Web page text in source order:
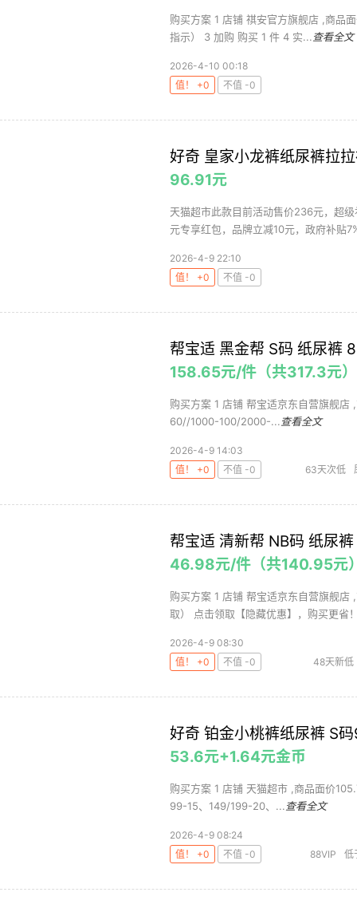
购买方案 1 店铺 祺安官方旗舰店 ,商品
指示） 3 加购 购买 1 件 4 实... 查看全文
2026-4-10 00:18
值！ +0
不值 -0
好奇 皇家小龙裤纸尿裤拉
96.91元
天猫超市此款目前活动售价236元，超
元专享红包，品牌立减10元，政府补贴
2026-4-9 22:10
值！ +0
不值 -0
帮宝适 黑金帮 S码 纸尿裤
158.65元/件（共317.3元
购买方案 1 店铺 帮宝适京东自营旗舰
60//1000-100/2000-... 查看全文
2026-4-9 14:03
值！ +0
不值 -0 63天次低
帮宝适 清新帮 NB码 纸尿
46.98元/件（共140.95元
购买方案 1 店铺 帮宝适京东自营旗舰
取） 点击领取【隐藏优惠】，购买更省
2026-4-9 08:30
值！ +0
不值 -0 48天新低
好奇 铂金小桃裤纸尿裤 S
53.6元+1.64元金币
购买方案 1 店铺 天猫超市 ,商品面价
99-15、149/199-20、... 查看全文
2026-4-9 08:24
值！ +0
不值 -0 88VIP 低